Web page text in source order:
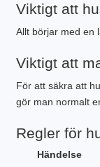
PLATTA –
RADONSÄKRA
L-STÖD OCH
KANTELEMENT
TJÄLDJUP
VATTENBUREN
Viktigt att
Allt börjar med en
Viktigt att
För att säkra att
gör man normalt
Regler för
Händelse